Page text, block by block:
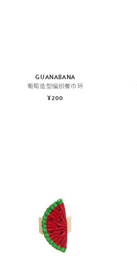
GUANABANA
葡萄造型编织餐巾环
¥200